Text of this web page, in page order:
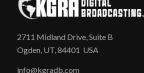
2711 Midland Drive, Suite B
Ogden, UT, 84401 USA
info@kgradb.com